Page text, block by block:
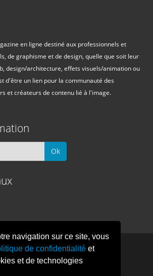
navigation sur ce site, vous
de confidentialité et
et de technologies
en ligne destiné aux professionnels et
de graphisme et de design, quelle que soit leur
design/architecture, effets visuels/animation ou
d'être un lien pour la communauté des
et créateurs de contenu lié à l'image.
Ok